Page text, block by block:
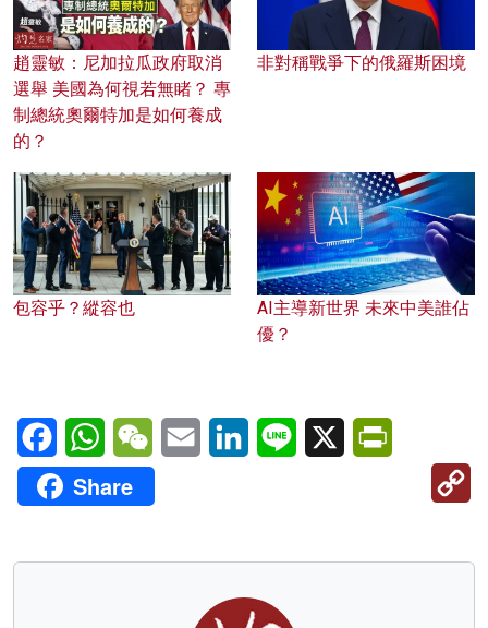
趙靈敏：尼加拉瓜政府取消
選舉 美國為何視若無睹？ 專
制總統奧爾特加是如何養成
的？
非對稱戰爭下的俄羅斯困境
包容乎？縱容也
AI主導新世界 未來中美誰佔
優？
FacebookWhatsAppWeChatEmail LinkedInLine X
Share